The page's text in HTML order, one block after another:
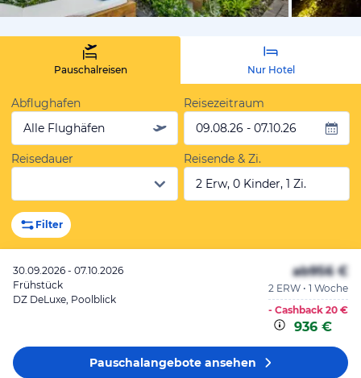
Pauschalreisen Nur Hotel
Abflughafen
Alle Flughäfen
Reisezeitraum
09.08.26 - 07.10.26
Reisedauer
Reisende & Zi.
2 Erw, 0 Kinder, 1 Zi.
Filter
30.09.2026 - 07.10.2026
Frühstück
DZ DeLuxe, Poolblick
ab956 €
2 ERW • 1 Woche
- Cashback 20 €
936 €
Pauschalangeboteansehen